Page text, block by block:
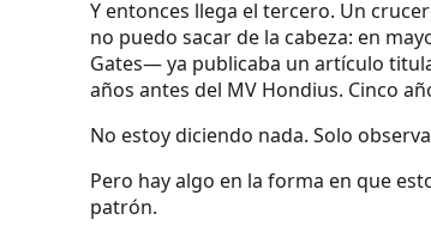
Y entonces llega el tercero. Un
no puedo sacar de la cabeza: en
Gates— ya publicaba un artículo
años antes del MV Hondius. Cinco
No estoy diciendo nada. Solo
Pero hay algo en la forma en que
patrón.